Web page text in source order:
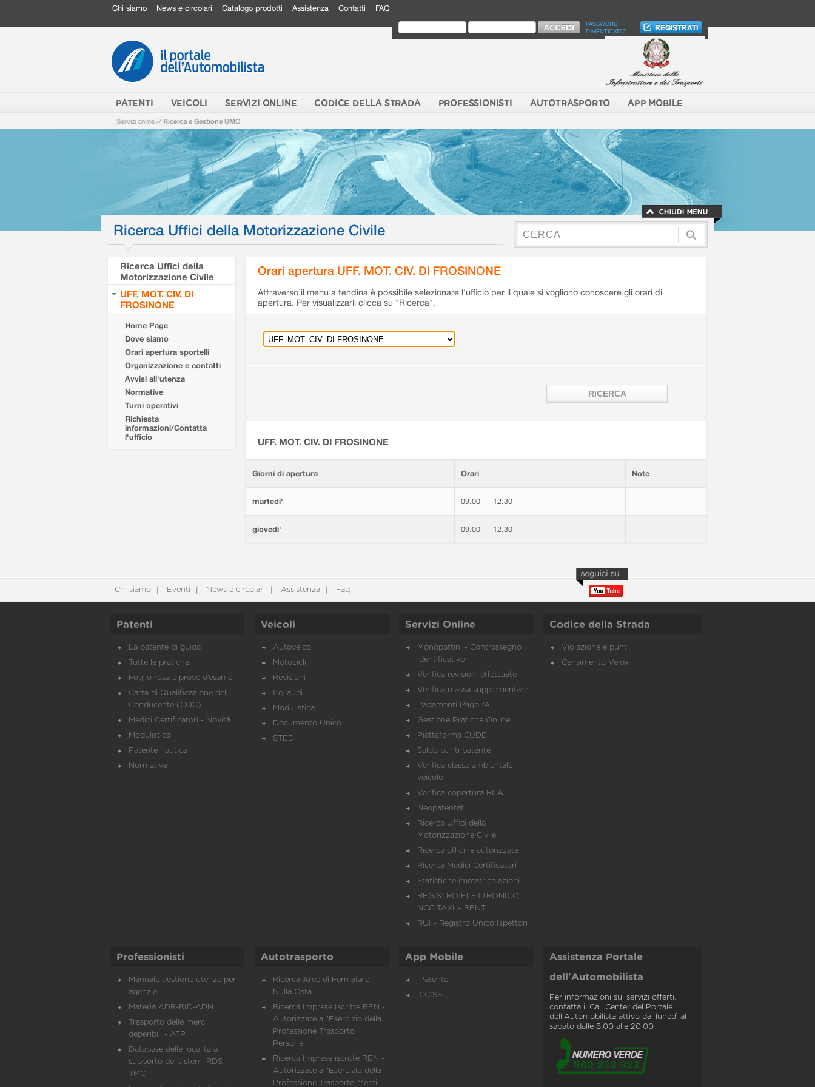
Chi siamo News e circolari Catalogo prodotti Assistenza Contatti FAQ
PASSWORD
DIMENTICATA?
PATENTI VEICOLI SERVIZI ONLINE CODICE DELLA STRADA PROFESSIONISTI AUTOTRASPORTO APP MOBILE
Servizi online // Ricerca e Gestione UMC
Ricerca Uffici della Motorizzazione Civile
Ricerca Uffici della
Motorizzazione Civile
UFF. MOT. CIV. DI
FROSINONE
Home Page
Dove siamo
Orari apertura sportelli
Organizzazione e contatti
Avvisi all'utenza
Normative
Turni operativi
Richiesta
informazioni/Contatta
l'ufficio
Orari apertura UFF. MOT. CIV. DI FROSINONE
Attraverso il menu a tendina è possibile selezionare l'ufficio per il quale si vogliono conoscere gli orari di
apertura. Per visualizzarli clicca su "Ricerca".
UFF. MOT. CIV. DI FROSINONE
Giorni di apertura Orari Note
martedi' 09.00 - 12.30
giovedi' 09.00 - 12.30
Chi siamo Eventi News e circolari Assistenza Faq
Patenti
La patente di guida
Tutte le pratiche
Foglio rosa e prove d’esame
Carta di Qualificazione del
Conducente (CQC)
Medici Certificatori - Novità
Modulistica
Patente nautica
Normativa
Veicoli
Autoveicoli
Motocicli
Revisioni
Collaudi
Modulistica
Documento Unico
STED
Servizi Online
Monopattini - Contrassegno
identificativo
Verifica revisioni effettuate
Verifica massa supplementare
Pagamenti PagoPA
Gestione Pratiche Online
Piattaforma CUDE
Saldo punti patente
Verifica classe ambientale
veicolo
Verifica copertura RCA
Neopatentati
Ricerca Uffici della
Motorizzazione Civile
Ricerca officine autorizzate
Ricerca Medici Certificatori
Statistiche immatricolazioni
REGISTRO ELETTRONICO
NCC TAXI – RENT
RUI - Registro Unico Ispettori
Codice della Strada
Violazione e punti
Censimento Velox
Professionisti
Manuale gestione utenze per
agenzie
Materia ADR-RID-ADN
Trasporto delle merci
deperibili - ATP
Database delle località a
supporto dei sistemi RDS
TMC
Autotrasporto
Ricerca Aree di Fermata e
Nulla Osta
Ricerca Imprese Iscritte REN -
Autorizzate all'Esercizio della
Professione Trasporto
Persone
Ricerca Imprese iscritte REN -
Autorizzate all'Esercizio della
Professione Trasporto Merci
App Mobile
iPatente
iCCISS
Assistenza Portale
dell'Automobilista
Per informazioni sui servizi offerti,
contatta il Call Center del Portale
dell'Automobilista attivo dal lunedì al
sabato dalle 8.00 alle 20.00